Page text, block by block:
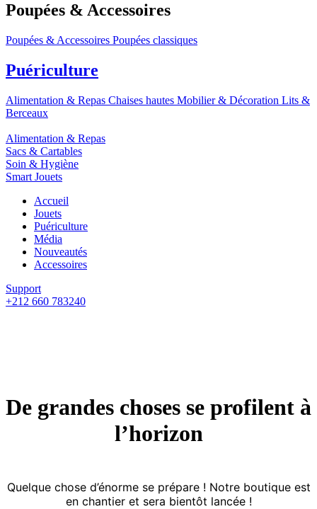
Poupées & Accessoires
Poupées & Accessoires Poupées classiques
Puériculture
Alimentation & Repas Chaises hautes Mobilier & Décoration Lits &
Berceaux
Alimentation & Repas
Sacs & Cartables
Soin & Hygiène
Smart Jouets
Accueil
Jouets
Puériculture
Média
Nouveautés
Accessoires
Support
+212 660 783240
De grandes choses se profilent à
l’horizon
Quelque chose d’énorme se prépare ! Notre boutique est
en chantier et sera bientôt lancée !